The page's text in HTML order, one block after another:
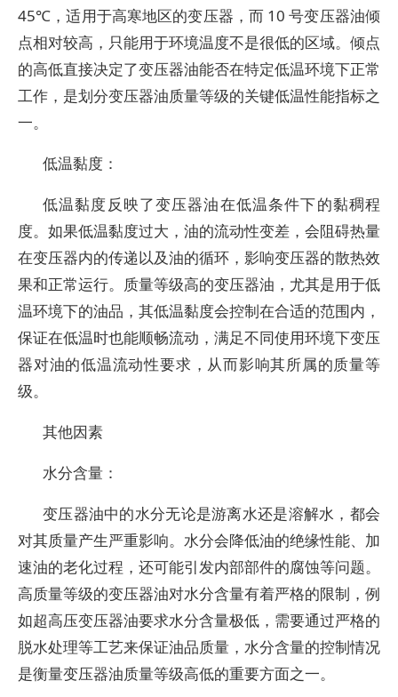
45℃，适用于高寒地区的变压器，而 10 号变压器油倾
点相对较高，只能用于环境温度不是很低的区域。倾点
的高低直接决定了变压器油能否在特定低温环境下正常
工作，是划分变压器油质量等级的关键低温性能指标之
一。
低温黏度：
低温黏度反映了变压器油在低温条件下的黏稠程
度。如果低温黏度过大，油的流动性变差，会阻碍热量
在变压器内的传递以及油的循环，影响变压器的散热效
果和正常运行。质量等级高的变压器油，尤其是用于低
温环境下的油品，其低温黏度会控制在合适的范围内，
保证在低温时也能顺畅流动，满足不同使用环境下变压
器对油的低温流动性要求，从而影响其所属的质量等
级。
其他因素
水分含量：
变压器油中的水分无论是游离水还是溶解水，都会
对其质量产生严重影响。水分会降低油的绝缘性能、加
速油的老化过程，还可能引发内部部件的腐蚀等问题。
高质量等级的变压器油对水分含量有着严格的限制，例
如超高压变压器油要求水分含量极低，需要通过严格的
脱水处理等工艺来保证油品质量，水分含量的控制情况
是衡量变压器油质量等级高低的重要方面之一。